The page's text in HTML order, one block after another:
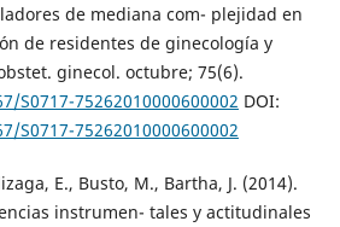
de mediana com- plejidad en
de residentes de ginecología y
ginecol. octubre; 75(6).
S0717-75262010000600002 DOI:
S0717-75262010000600002
E., Busto, M., Bartha, J. (2014).
instrumen- tales y actitudinales